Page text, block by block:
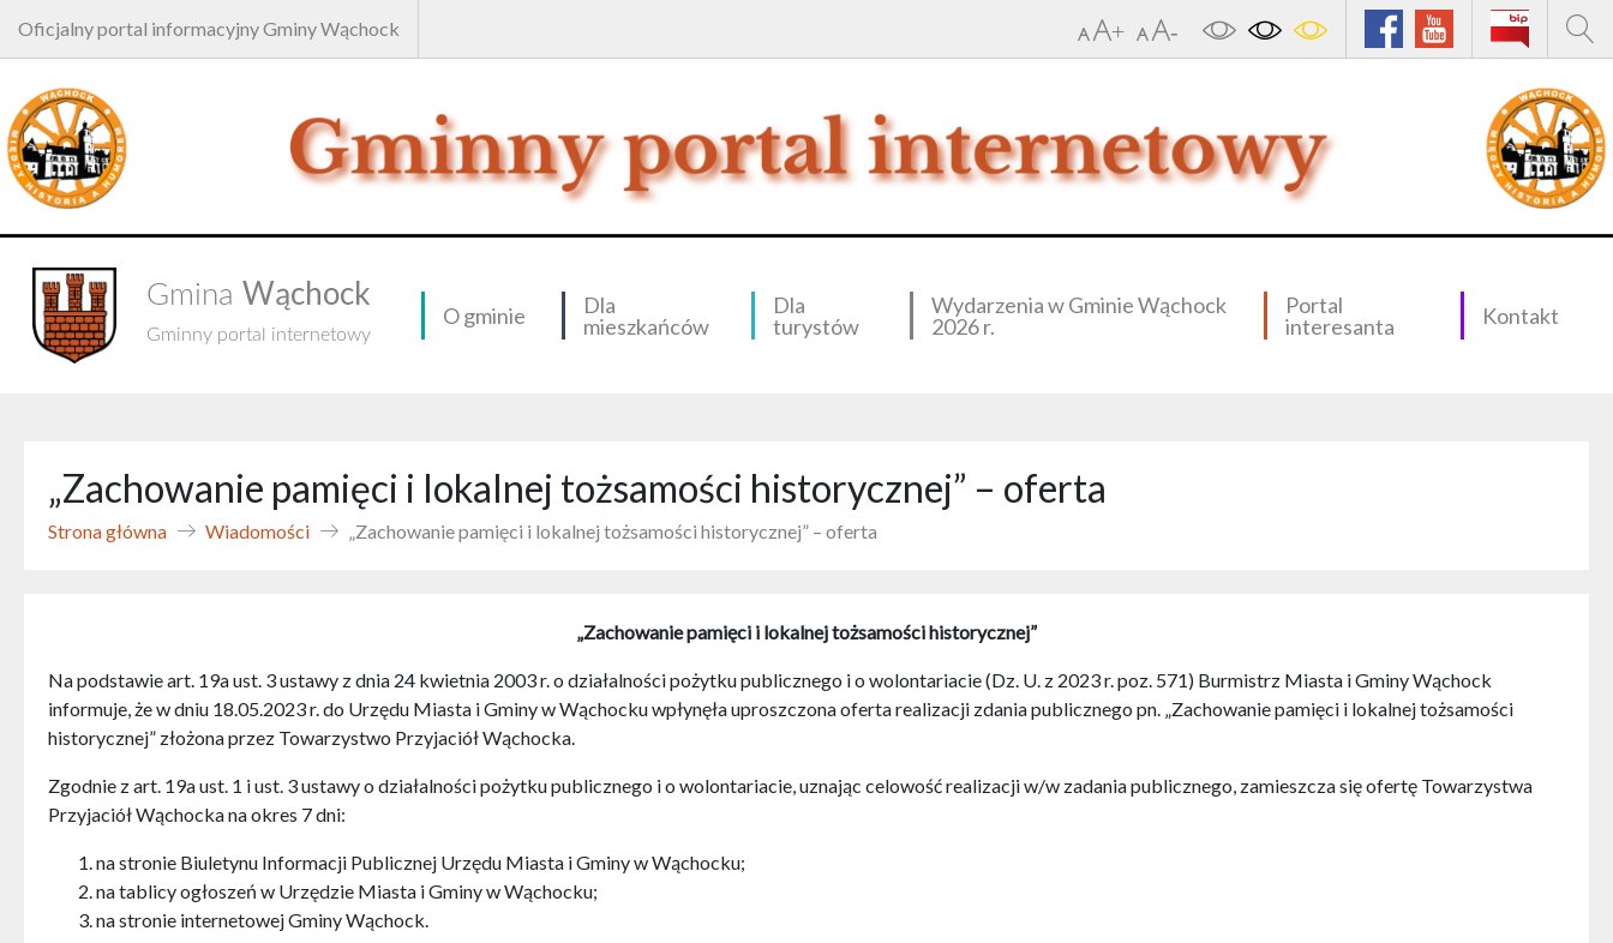
Oficjalny portal informacyjny Gminy Wąchock
Gmina Wąchock
Gminny portal internetowy
O gminie
Dla
mieszkańców
Dla
turystów
Wydarzenia w Gminie Wąchock
2026 r.
Portal
interesanta
Kontakt
„Zachowanie pamięci i lokalnej tożsamości historycznej” – oferta
Strona główna Wiadomości „Zachowanie pamięci i lokalnej tożsamości historycznej” – oferta
„Zachowanie pamięci i lokalnej tożsamości historycznej”
Na podstawie art. 19a ust. 3 ustawy z dnia 24 kwietnia 2003 r. o działalności pożytku publicznego i o wolontariacie (Dz. U. z 2023 r. poz. 571) Burmistrz Miasta i Gminy Wąchock
informuje, że w dniu 18.05.2023 r. do Urzędu Miasta i Gminy w Wąchocku wpłynęła uproszczona oferta realizacji zdania publicznego pn. „Zachowanie pamięci i lokalnej tożsamości
historycznej” złożona przez Towarzystwo Przyjaciół Wąchocka.
Zgodnie z art. 19a ust. 1 i ust. 3 ustawy o działalności pożytku publicznego i o wolontariacie, uznając celowość realizacji w/w zadania publicznego, zamieszcza się ofertę Towarzystwa
Przyjaciół Wąchockana okres 7 dni:
na stronie Biuletynu Informacji Publicznej Urzędu Miasta i Gminy w Wąchocku;
na tablicy ogłoszeń w Urzędzie Miasta i Gminy w Wąchocku;
na stronie internetowej Gminy Wąchock.